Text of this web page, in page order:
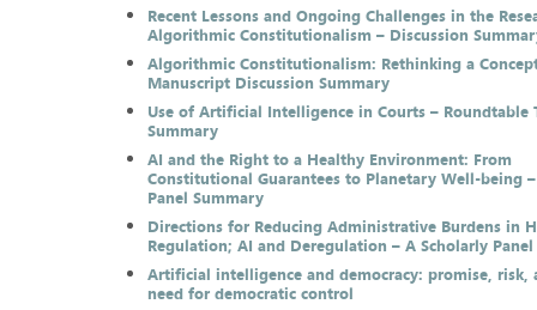
Recent Lessons and Ongoing Challenges in the
Algorithmic Constitutionalism – Discussion
Algorithmic Constitutionalism: Rethinking a
Manuscript Discussion Summary
Use of Artificial Intelligence in Courts – Roundtable
Summary
AI and the Right to a Healthy Environment: From
Constitutional Guarantees to Planetary Well-being
Panel Summary
Directions for Reducing Administrative Burdens in
Regulation; AI and Deregulation – A Scholarly
Artificial intelligence and democracy: promise, risk,
need for democratic control